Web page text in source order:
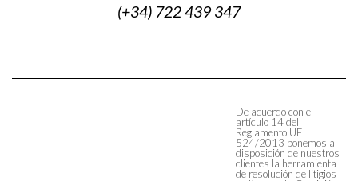
(+34) 722 439 347
De acuerdo con el
artículo 14 del
Reglamento UE
524/2013 ponemos a
disposición de nuestros
clientes la herramienta
de resolución de litigios